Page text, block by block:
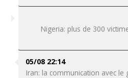
Nigeria: plus de 300
05/08 22:14
Iran: la communication avec